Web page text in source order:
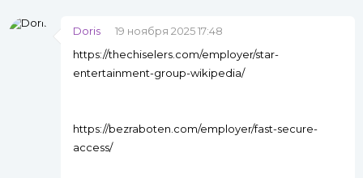
Doris
19 ноября 2025 17:48
https://thechiselers.com/employer/star-
entertainment-group-wikipedia/
https://bezraboten.com/employer/fast-secure-
access/